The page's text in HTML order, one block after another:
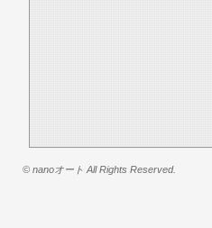
© nanoオート All Rights Reserved.